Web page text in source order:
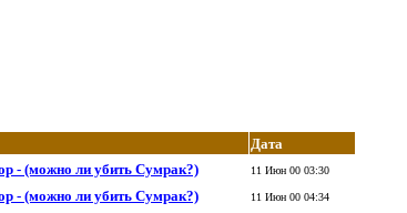
Дата
- (можно ли убить Сумрак?) 11 Июн 00 03:30
- (можно ли убить Сумрак?) 11 Июн 00 04:34